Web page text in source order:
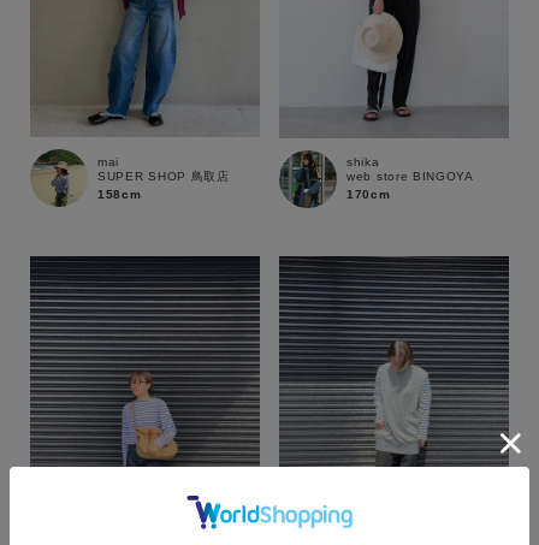
mai
SUPER SHOP 鳥取店
158cm
shika
web store BINGOYA
170cm